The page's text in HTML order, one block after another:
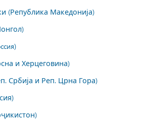
(Република Македонија)
и Херцеговина)
Србија и Реп. Црна Гора)